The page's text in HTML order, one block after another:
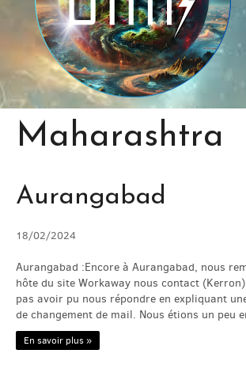
AIDEZ NOUS / HELP US
VOYAGE / JOURNEY
PHOTOS / PICS
BLOG
SERVICES
Maharashtra
Aurangabad
18/02/2024
Aurangabad :Encore à Aurangabad, nous
hôte du site Workaway nous contact
pas avoir pu nous répondre en expliquant
de changement de mail. Nous étions un peu
En savoir plus »